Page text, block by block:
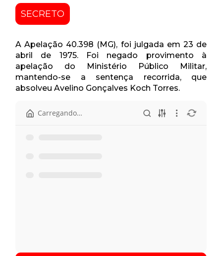
SECRETO
A Apelação 40.398 (MG), foi julgada em 23 de
abril de 1975. Foi negado provimento à
apelação do Ministério Público Militar,
mantendo-se a sentença recorrida, que
absolveu Avelino Gonçalves Koch Torres.
Início